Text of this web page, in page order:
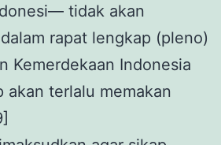
tidak akan
rapat lengkap (pleno)
Kemerdekaan Indonesia
akan terlalu memakan